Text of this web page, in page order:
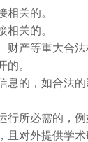
相关的。
相关的。
财产等重大合
的。
息的，如合法
行所必需的，
且对外提供学